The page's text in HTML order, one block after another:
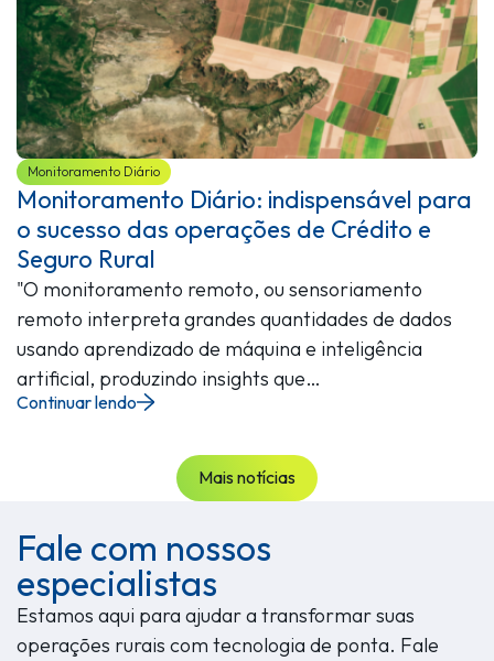
Monitoramento Diário
Monitoramento Diário: indispensável para
o sucesso das operações de Crédito e
Seguro Rural
"O monitoramento remoto, ou sensoriamento
remoto interpreta grandes quantidades de dados
usando aprendizado de máquina e inteligência
artificial, produzindo insights que…
Continuar lendo
Mais notícias
Fale com nossos
especialistas
Estamos aqui para ajudar a transformar suas
operações rurais com tecnologia de ponta. Fale